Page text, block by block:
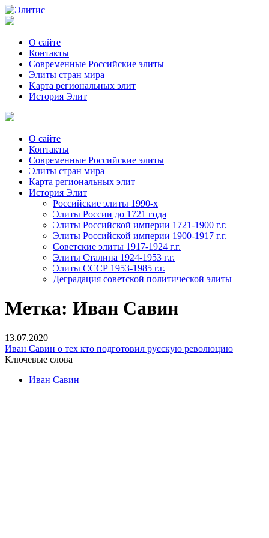
О сайте
Контакты
Современные Российские элиты
Элиты стран мира
Kартa региональных элит
История Элит
О сайте
Контакты
Современные Российские элиты
Элиты стран мира
Картa региональных элит
История Элит
Российские элиты 1990-х
Элиты России до 1721 года
Элиты Российской империи 1721-1900 г.г.
Элиты Российской империи 1900-1917 г.г.
Советские элиты 1917-1924 г.г.
Элиты Сталина 1924-1953 г.г.
Элиты СССР 1953-1985 г.г.
Деградация советской политической элиты
Метка: Иван Савин
13.07.2020
Иван Савин о тех кто подготовил русскую революцию
Ключевые слова
Иван Савин